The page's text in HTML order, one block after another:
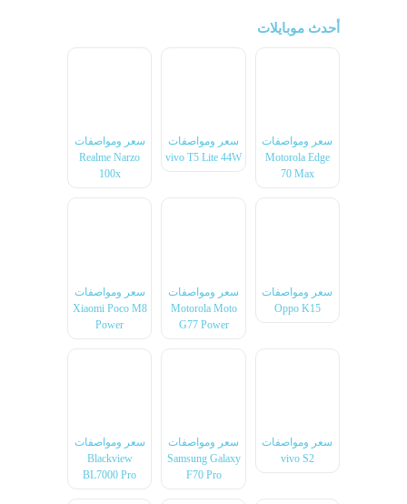
أحدث موبايلات
سعر ومواصفات
Motorola Edge
70 Max
سعر ومواصفات
vivo T5 Lite 44W
سعر ومواصفات
Realme Narzo
100x
سعر ومواصفات
Oppo K15
سعر ومواصفات
Motorola Moto
G77 Power
سعر ومواصفات
Xiaomi Poco M8
Power
سعر ومواصفات
vivo S2
سعر ومواصفات
Samsung Galaxy
F70 Pro
سعر ومواصفات
Blackview
BL7000 Pro